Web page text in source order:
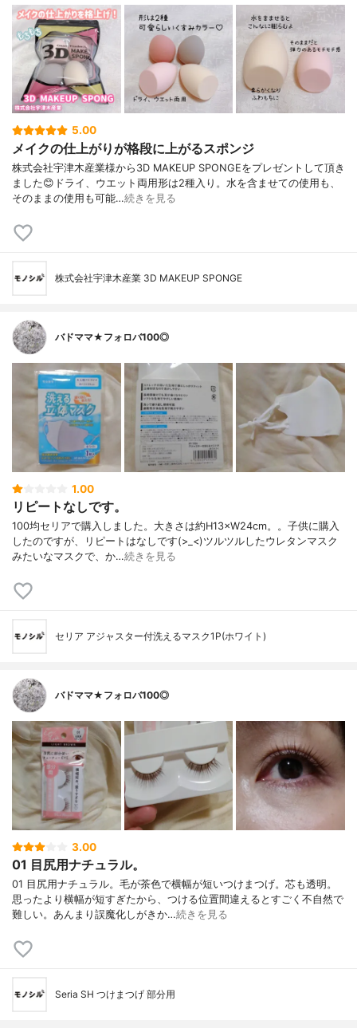
5.00
メイクの仕上がりが格段に上がるスポンジ
株式会社宇津木産業様から3D MAKEUP SPONGEをプレゼントして頂き
ました😊ドライ、ウエット両用形は2種入り。水を含ませての使用も、
そのままの使用も可能…続きを見る
株式会社宇津木産業 3D MAKEUP SPONGE
バドママ★フォロバ100◎
1.00
リピートなしです。
100均セリアで購入しました。大きさは約H13×W24cm。。子供に購入
したのですが、リピートはなしです(>_<)ツルツルしたウレタンマスク
みたいなマスクで、か…続きを見る
セリア アジャスター付洗えるマスク1P(ホワイト)
バドママ★フォロバ100◎
3.00
01 目尻用ナチュラル。
01 目尻用ナチュラル。毛が茶色で横幅が短いつけまつげ。芯も透明。
思ったより横幅が短すぎたから、つける位置間違えるとすごく不自然で
難しい。あんまり誤魔化しがきか…続きを見る
Seria SH つけまつげ 部分用